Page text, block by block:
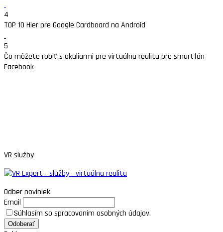
4
TOP 10 Hier pre Google Cardboard na Android
5
Čo môžete robiť s okuliarmi pre virtuálnu realitu pre smartfón
Facebook
VR služby
Odber noviniek
Email
Súhlasím so spracovaním osobných údajov.